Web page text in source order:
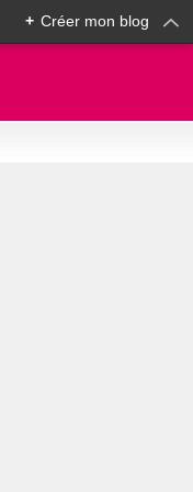
+ Créer mon blog